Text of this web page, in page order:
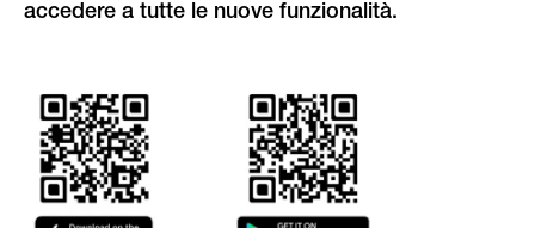
accedere a tutte le nuove funzionalità.